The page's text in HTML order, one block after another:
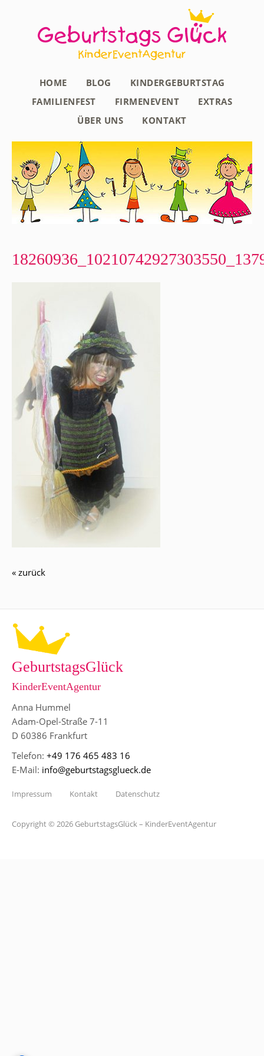
HOME BLOG
KINDERGEBURTSTAG
FAMILIENFEST
FIRMENEVENT
EXTRAS
ÜBER UNS
KONTAKT
« zurück
GeburtstagsGlück
KinderEventAgentur
Anna Hummel
Adam-Opel-Straße 7-11
D 60386 Frankfurt
Telefon: +49 176 465 483 16
E-Mail: info@geburtstagsglueck.de
Copyright © 2026 GeburtstagsGlück – KinderEventAgentur
Impressum Kontakt Datenschutz